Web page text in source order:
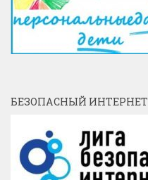
БЕЗОПАСНЫЙ ИНТЕРНЕТ